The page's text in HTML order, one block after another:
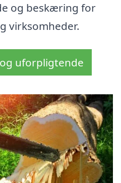
og beskæring for
virksomheder.
uforpligtende